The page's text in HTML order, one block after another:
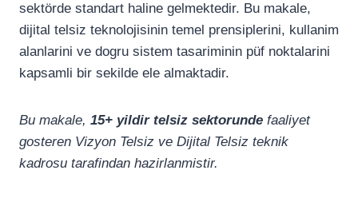
sektörde standart haline gelmektedir. Bu makale,
dijital telsiz teknolojisinin temel prensiplerini, kullanim
alanlarini ve dogru sistem tasariminin püf noktalarini
kapsamli bir sekilde ele almaktadir.
Bu makale, 15+ yildir telsiz sektorunde faaliyet
gosteren Vizyon Telsiz ve Dijital Telsiz teknik
kadrosu tarafindan hazirlanmistir.